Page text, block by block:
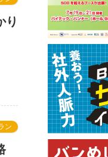
り
ン